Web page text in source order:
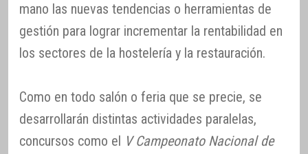
mano las nuevas tendencias o herramientas de
gestión para lograr incrementar la rentabilidad en
los sectores de la hostelería y la restauración.
Como en todo salón o feria que se precie, se
desarrollarán distintas actividades paralelas,
concursos como el V Campeonato Nacional de